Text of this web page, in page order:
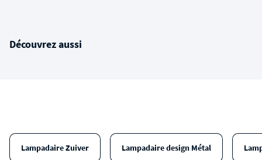
Découvrez aussi
Lampadaire Zuiver Lampadaire design Métal